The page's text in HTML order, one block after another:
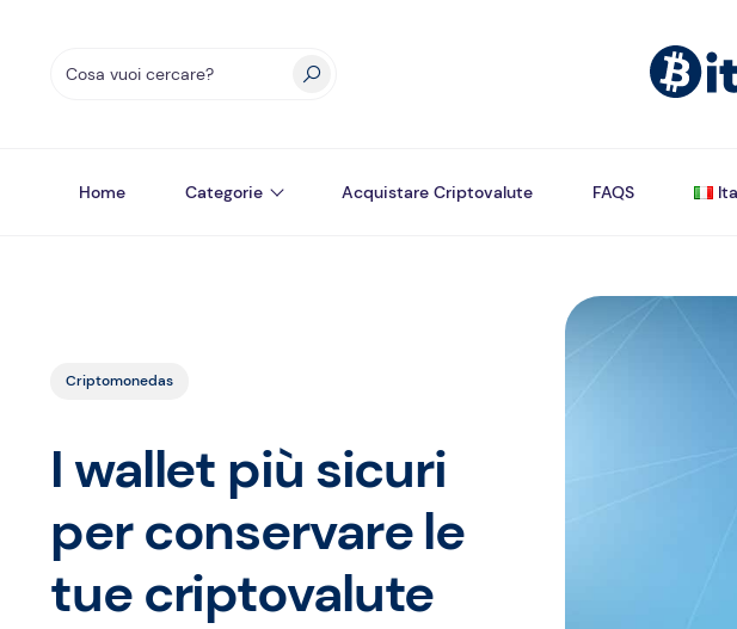
Home Categorie Acquistare Criptovalute FAQS
Criptomonedas
I wallet più sicuri
per conservare le
tue criptovalute